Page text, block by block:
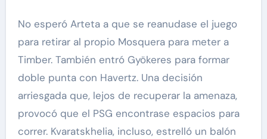
No esperó Arteta a que se reanudase el juego
para retirar al propio Mosquera para meter a
Timber. También entró Gyökeres para formar
doble punta con Havertz. Una decisión
arriesgada que, lejos de recuperar la amenaza,
provocó que el PSG encontrase espacios para
correr. Kvaratskhelia, incluso, estrelló un balón